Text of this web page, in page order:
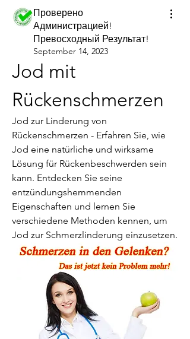
Проверено
Администрацией!
Превосходный Результат!
September 14, 2023
Jod mit
Rückenschmerzen
Jod zur Linderung von
Rückenschmerzen - Erfahren Sie, wie
Jod eine natürliche und wirksame
Lösung für Rückenbeschwerden sein
kann. Entdecken Sie seine
entzündungshemmenden
Eigenschaften und lernen Sie
verschiedene Methoden kennen, um
Jod zur Schmerzlinderung einzusetzen.